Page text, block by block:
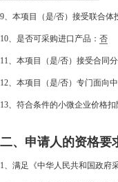
9、本项目（是/否）接受联合体
10、是否可采购进口产品： 否
11、本项目（是/否）接受合同分
12、本项目（是/否）专门面向
13、符合条件的小微企业价格扣
二、申请人的资格要
1、满足《中华人民共和国政府